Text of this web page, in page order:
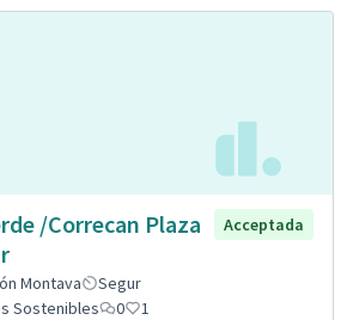
/Correcan Plaza
Acceptada
Montava
Segur
Sostenibles
0 1